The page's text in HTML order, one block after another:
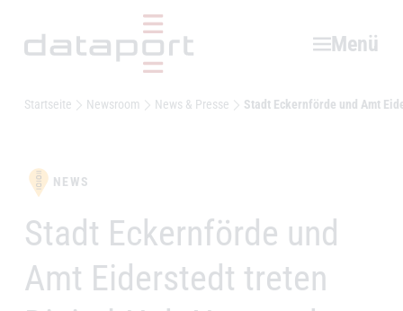
Menü
Startseite Newsroom News & Presse Stadt Eckernförde und Amt
NEWS
–
Stadt Eckernförde und
Amt Eiderstedt treten